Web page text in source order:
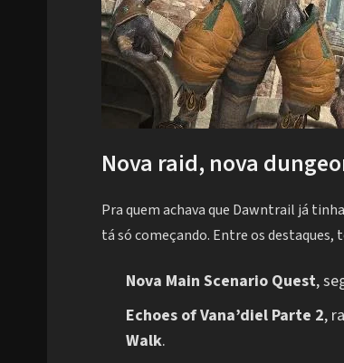
Nova raid, nova
Pra quem achava que Dawntrail já
tá só começando. Entre os destaques,
Nova Main Scenario Quest,
Echoes of Vana’diel Parte 2,
Walk.